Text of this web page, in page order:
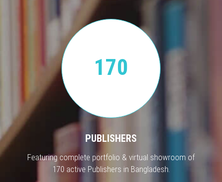
170
PUBLISHERS
Featuring complete portfolio & virtual showroom of
170 active Publishers in Bangladesh.